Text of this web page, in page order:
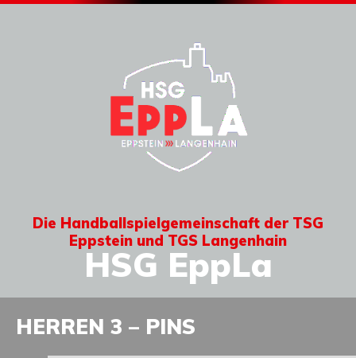
Die Handballspielgemeinschaft der TSG
Eppstein und TGS Langenhain
HSG EppLa
HERREN 3 – PINS